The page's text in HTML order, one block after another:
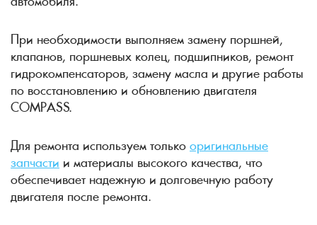
При необходимости выполняем замену поршней,
клапанов, поршневых колец, подшипников, ремонт
гидрокомпенсаторов, замену масла и другие работы
по восстановлению и обновлению двигателя
COMPASS.
Для ремонта используем только оригинальные
запчасти и материалы высокого качества, что
обеспечивает надежную и долговечную работу
двигателя после ремонта.